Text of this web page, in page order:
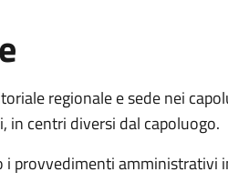
regionale e sede nei
in centri diversi dal capoluogo.
i provvedimenti amministrativi